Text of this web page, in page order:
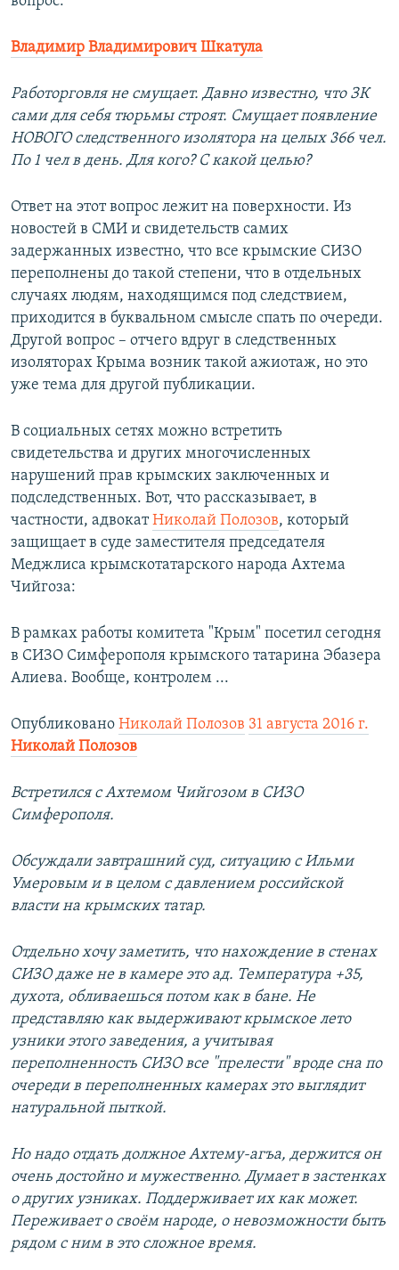
Владимир Владимирович Шкатула
Работорговля не смущает. Давно известно, что ЗК
сами для себя тюрьмы строят. Смущает появление
НОВОГО следственного изолятора на целых 366 чел.
По 1 чел в день. Для кого? С какой целью?
Ответ на этот вопрос лежит на поверхности. Из
новостей в СМИ и свидетельств самих
задержанных известно, что все крымские СИЗО
переполнены до такой степени, что в отдельных
случаях людям, находящимся под следствием,
приходится в буквальном смысле спать по очереди.
Другой вопрос – отчего вдруг в следственных
изоляторах Крыма возник такой ажиотаж, но это
уже тема для другой публикации.
В социальных сетях можно встретить
свидетельства и других многочисленных
нарушений прав крымских заключенных и
подследственных. Вот, что рассказывает, в
частности, адвокатНиколай Полозов, который
защищает в суде заместителя председателя
Меджлиса крымскотатарского народа Ахтема
Чийгоза:
В рамках работы комитета "Крым" посетил сегодня
в СИЗО Симферополя крымского татарина Эбазера
Алиева. Вообще, контролем ...
Опубликовано Николай Полозов 31 августа 2016 г.
Николай Полозов
Встретился с Ахтемом Чийгозом в СИЗО
Симферополя.
Обсуждали завтрашний суд, ситуацию с Ильми
Умеровым и в целом с давлением российской
власти на крымских татар.
Отдельно хочу заметить, что нахождение в стенах
СИЗО даже не в камере это ад. Температура +35,
духота, обливаешься потом как в бане. Не
представляю как выдерживают крымское лето
узники этого заведения, а учитывая
переполненность СИЗО все "прелести" вроде сна по
очереди в переполненных камерах это выглядит
натуральной пыткой.
Но надо отдать должное Ахтему-агъа, держится он
очень достойно и мужественно. Думает в застенках
о других узниках. Поддерживает их как может.
Переживает о своём народе, о невозможности быть
рядом с ним в это сложное время.